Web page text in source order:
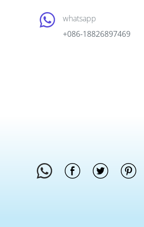
whatsapp
+086-18826897469